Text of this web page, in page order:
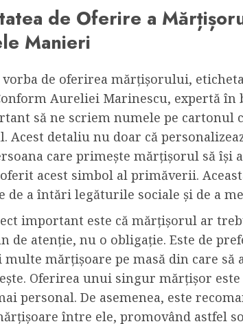
de Oferire a
Manieri
vorba de oferirea mărțișorului,
Aureliei Marinescu, expertă în
să ne scriem numele pe cartonul
Acest detaliu nu doar că
care primește mărțișorul să își
acest simbol al primăverii.
de a întări legăturile sociale și de a
important este că mărțișorul ar
de atenție, nu o obligație. Este de
multe mărțișoare pe masă din care să
Oferirea unui singur mărțișor
personal. De asemenea, este
între ele, promovând astfel